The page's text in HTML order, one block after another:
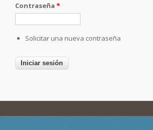
Contraseña *
Solicitar una nueva contraseña